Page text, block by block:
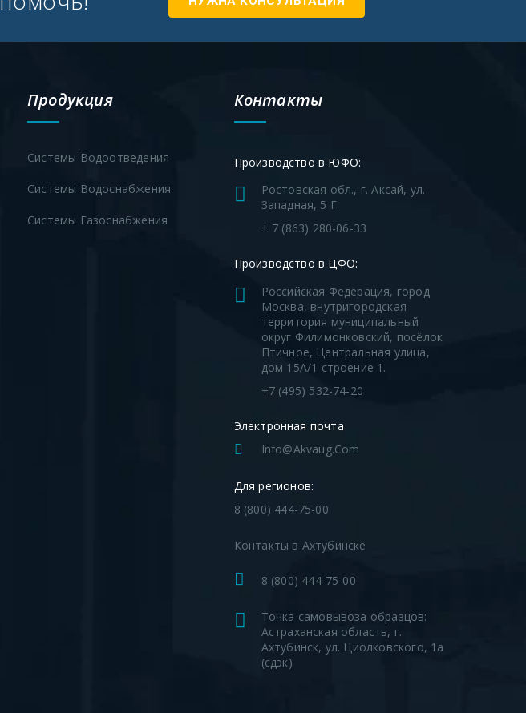
Продукция
Системы Водоотведения
Системы Водоснабжения
Системы Газоснабжения
Контакты
Производство в ЮФО:
Ростовская обл., г. Аксай, ул.
Западная, 5 Г.
+ 7 (863) 280-06-33
Производство в ЦФО:
Российская Федерация, город
Москва, внутригородская
территория муниципальный
округ Филимонковский, посёлок
Птичное, Центральная улица,
дом 15А/1 строение 1.
+7 (495) 532-74-20
Электронная почта
Info@akvaug.com
Для регионов:
8 (800) 444-75-00
Контакты в Ахтубинске
8 (800) 444-75-00
Точка самовывоза образцов:
Астраханская область, г.
Ахтубинск, ул. Циолковского, 1а
(сдэк)